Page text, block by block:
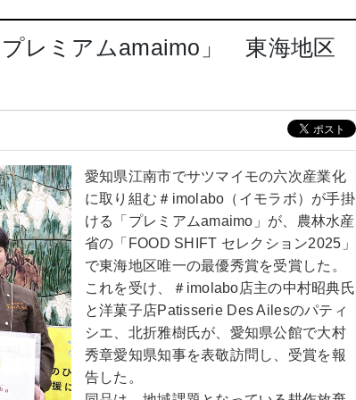
レミアムamaimo」 東海地区
愛知県江南市でサツマイモの六次産業化
に取り組む＃imolabo（イモラボ）が手掛
ける「プレミアムamaimo」が、農林水産
省の「FOOD SHIFT セレクション2025」
で東海地区唯一の最優秀賞を受賞した。
これを受け、＃imolabo店主の中村昭典氏
と洋菓子店Patisserie Des Ailesのパティ
シエ、北折雅樹氏が、愛知県公館で大村
秀章愛知県知事を表敬訪問し、受賞を報
告した。